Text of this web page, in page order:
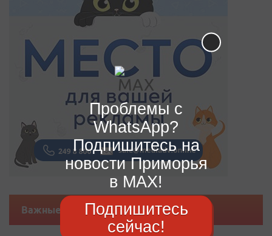
Важные новости
Проблемы с
WhatsApp?
Подпишитесь на
новости Приморья
в MAX!
Подпишитесь
сейчас!